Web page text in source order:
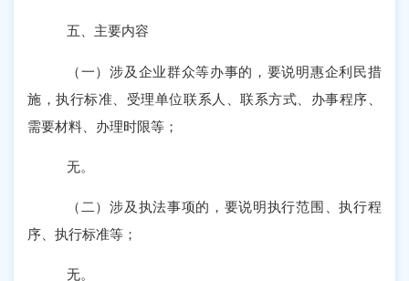
五、主要内容
（一）涉及企业群众等办事的，要说明惠企利民措
施，执行标准、受理单位联系人、联系方式、办事程序、
需要材料、办理时限等；
无。
（二）涉及执法事项的，要说明执行范围、执行程
序、执行标准等；
无。